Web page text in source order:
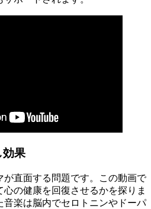
効果
が直面する問題です。この動画で
の健康を回復させるかを探りま
楽は脳内でセロトニンやドーパ